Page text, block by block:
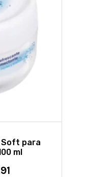
Soft para
ml
El